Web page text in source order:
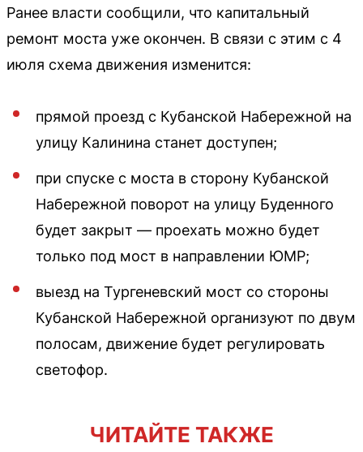
Ранее власти сообщили, что капитальный
ремонт моста уже окончен. В связи с этим с 4
июля схема движения изменится:
прямой проезд с Кубанской Набережной на
улицу Калинина станет доступен;
при спуске с моста в сторону Кубанской
Набережной поворот на улицу Буденного
будет закрыт — проехать можно будет
только под мост в направлении ЮМР;
выезд на Тургеневский мост со стороны
Кубанской Набережной организуют по двум
полосам, движение будет регулировать
светофор.
ЧИТАЙТЕ ТАКЖЕ